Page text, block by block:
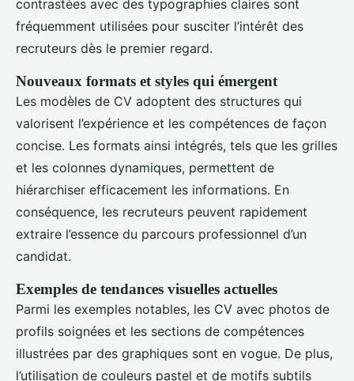
contrastées avec des typographies claires sont
fréquemment utilisées pour susciter l’intérêt des
recruteurs dès le premier regard.
Nouveaux formats et styles qui émergent
Les modèles de CV adoptent des structures qui
valorisent l’expérience et les compétences de façon
concise. Les formats ainsi intégrés, tels que les grilles
et les colonnes dynamiques, permettent de
hiérarchiser efficacement les informations. En
conséquence, les recruteurs peuvent rapidement
extraire l’essence du parcours professionnel d’un
candidat.
Exemples de tendances visuelles actuelles
Parmi les exemples notables, les CV avec photos de
profils soignées et les sections de compétences
illustrées par des graphiques sont en vogue. De plus,
l’utilisation de couleurs pastel et de motifs subtils